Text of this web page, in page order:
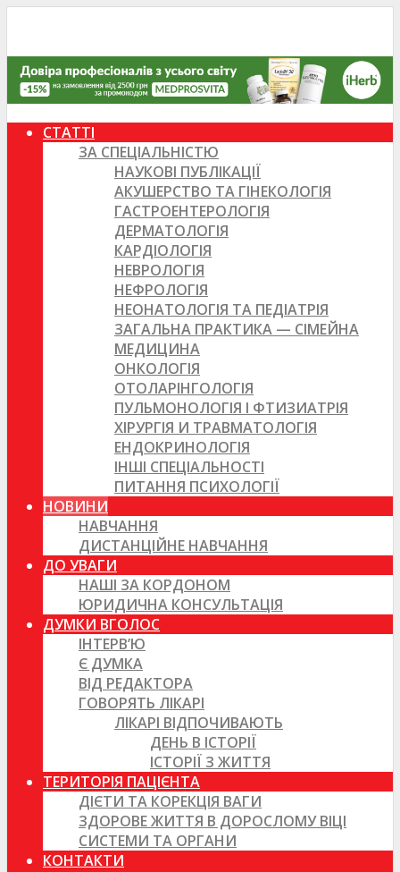
СТАТТІ
ЗА СПЕЦІАЛЬНІСТЮ
НАУКОВІ ПУБЛІКАЦІЇ
АКУШЕРСТВО ТА ГІНЕКОЛОГІЯ
ГАСТРОЕНТЕРОЛОГІЯ
ДЕРМАТОЛОГІЯ
КАРДІОЛОГІЯ
НЕВРОЛОГІЯ
НЕФРОЛОГІЯ
НЕОНАТОЛОГІЯ ТА ПЕДІАТРІЯ
ЗАГАЛЬНА ПРАКТИКА — СІМЕЙНА
МЕДИЦИНА
ОНКОЛОГІЯ
ОТОЛАРІНГОЛОГІЯ
ПУЛЬМОНОЛОГІЯ І ФТИЗИАТРІЯ
ХІРУРГІЯ И ТРАВМАТОЛОГІЯ
ЕНДОКРИНОЛОГІЯ
ІНШІ СПЕЦІАЛЬНОСТІ
ПИТАННЯ ПСИХОЛОГІЇ
НОВИНИ
НАВЧАННЯ
ДИСТАНЦІЙНЕ НАВЧАННЯ
ДО УВАГИ
НАШІ ЗА КОРДОНОМ
ЮРИДИЧНА КОНСУЛЬТАЦІЯ
ДУМКИ ВГОЛОС
ІНТЕРВ’Ю
Є ДУМКА
ВІД РЕДАКТОРА
ГОВОРЯТЬ ЛІКАРІ
ЛІКАРІ ВІДПОЧИВАЮТЬ
ДЕНЬ В ІСТОРІЇ
ІСТОРІЇ З ЖИТТЯ
ТЕРИТОРІЯ ПАЦІЄНТА
ДІЄТИ ТА КОРЕКЦІЯ ВАГИ
ЗДОРОВЕ ЖИТТЯ В ДОРОСЛОМУ ВІЦІ
СИСТЕМИ ТА ОРГАНИ
КОНТАКТИ